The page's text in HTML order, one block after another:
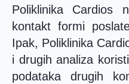
Poliklinika Cardios
kontakt formi
Ipak, Poliklinika
i drugih analiza
podataka drugih